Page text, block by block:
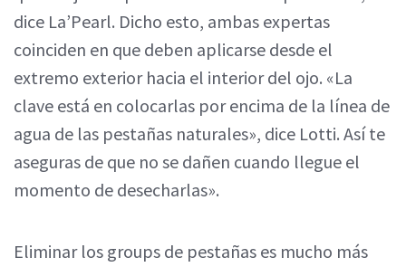
dice La’Pearl. Dicho esto, ambas expertas
coinciden en que deben aplicarse desde el
extremo exterior hacia el interior del ojo. «La
clave está en colocarlas por encima de la línea de
agua de las pestañas naturales», dice Lotti. Así te
aseguras de que no se dañen cuando llegue el
momento de desecharlas».
Eliminar los groups de pestañas es mucho más